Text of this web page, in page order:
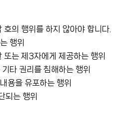
의 행위를 하지 않아야 합니다.
행위
또는 제3자에게 제공하는 행위
타 권리를 침해하는 행위
용을 유포하는 행위
되는 행위